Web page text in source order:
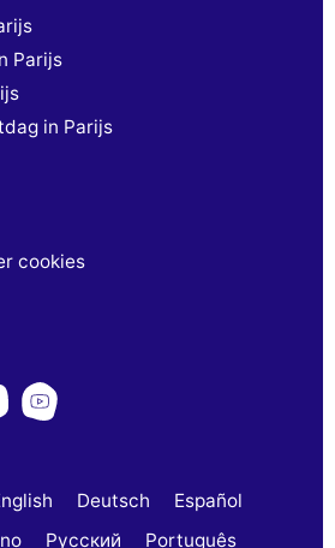
Parijs
in Parijs
cookies
Deutsch
Español
Русский Português